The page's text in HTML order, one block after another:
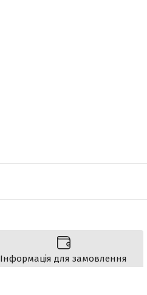
Інформація для замовлення